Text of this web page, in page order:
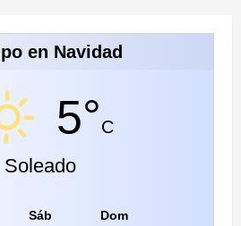
en Navidad
5°C
Soleado
Sáb Dom